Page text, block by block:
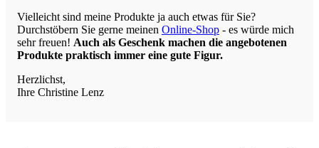
Vielleicht sind meine Produkte ja auch etwas für Sie?
Durchstöbern Sie gerne meinen Online-Shop - es würde mich
sehr freuen! Auch als Geschenk machen die angebotenen
Produkte praktisch immer eine gute Figur.
Herzlichst,
Ihre Christine Lenz